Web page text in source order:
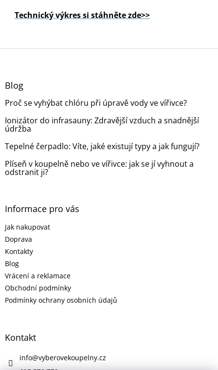
Technický výkres si stáhněte zde>>
Z
Blog
Proč se vyhýbat chlóru při úpravě vody ve vířivce?
Ionizátor do infrasauny: Zdravější vzduch a snadnější
údržba
Tepelné čerpadlo: Víte, jaké existují typy a jak fungují?
Plíseň v koupelně nebo ve vířivce: jak se jí vyhnout a
odstranit ji?
Informace pro vás
Jak nakupovat
Doprava
Kontakty
Blog
Vrácení a reklamace
Obchodní podmínky
Podmínky ochrany osobních údajů
Kontakt
info@vyberovekoupelny.cz